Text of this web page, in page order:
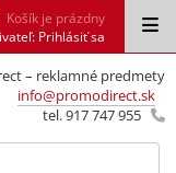
– reklamné predmety
info@promodirect.sk
tel. 917 747 955
Košík je prázdny
Prihlásiť sa